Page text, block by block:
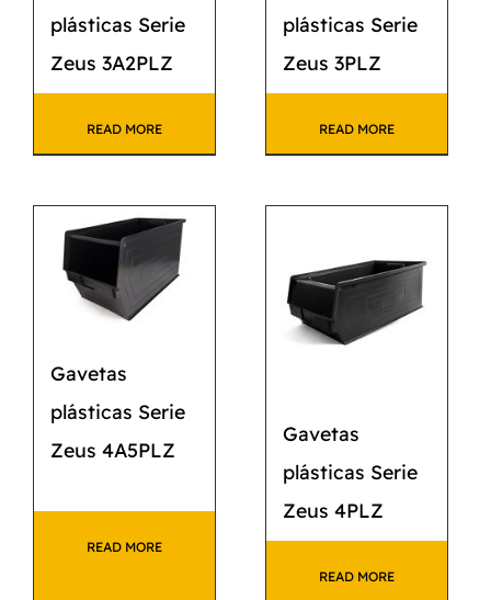
plásticas Serie
Zeus 3A2PLZ
READ MORE
plásticas Serie
Zeus 3PLZ
READ MORE
Gavetas
plásticas Serie
Zeus 4A5PLZ
READ MORE
Gavetas
plásticas Serie
Zeus 4PLZ
READ MORE